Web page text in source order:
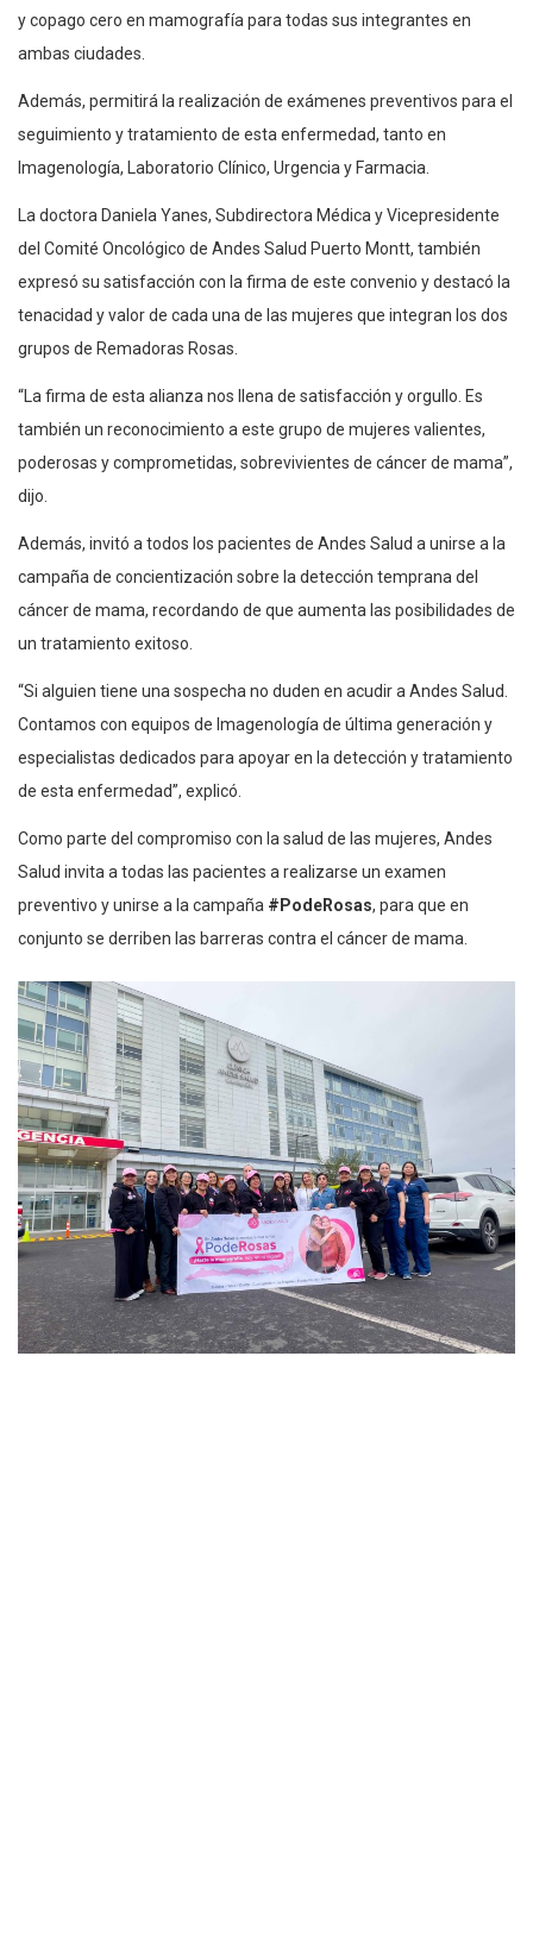
y copago cero en mamografía para todas sus integrantes en
ambas ciudades.
Además, permitirá la realización de exámenes preventivos para el
seguimiento y tratamiento de esta enfermedad, tanto en
Imagenología, Laboratorio Clínico, Urgencia y Farmacia.
La doctora Daniela Yanes, Subdirectora Médica y Vicepresidente
del Comité Oncológico de Andes Salud Puerto Montt, también
expresó su satisfacción con la firma de este convenio y destacó la
tenacidad y valor de cada una de las mujeres que integran los dos
grupos de Remadoras Rosas.
“La firma de esta alianza nos llena de satisfacción y orgullo. Es
también un reconocimiento a este grupo de mujeres valientes,
poderosas y comprometidas, sobrevivientes de cáncer de mama”,
dijo.
Además, invitó a todos los pacientes de Andes Salud a unirse a la
campaña de concientización sobre la detección temprana del
cáncer de mama, recordando de que aumenta las posibilidades de
un tratamiento exitoso.
“Si alguien tiene una sospecha no duden en acudir a Andes Salud.
Contamos con equipos de Imagenología de última generación y
especialistas dedicados para apoyar en la detección y tratamiento
de esta enfermedad”, explicó.
Como parte del compromiso con la salud de las mujeres, Andes
Salud invita a todas las pacientes a realizarse un examen
preventivo y unirse a la campaña #PodeRosas, para que en
conjunto se derriben las barreras contra el cáncer de mama.